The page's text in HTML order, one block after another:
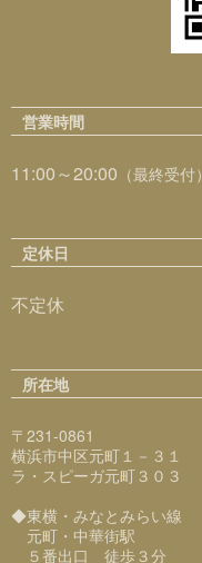
営業時間
11:00～20:00 （最終受付）
定休日
不定休
所在地
〒231-0861
横浜市中区元町１－３１
ラ・スピーガ元町３０３
◆東横・みなとみらい線
元町・中華街駅
５番出口 徒歩３分